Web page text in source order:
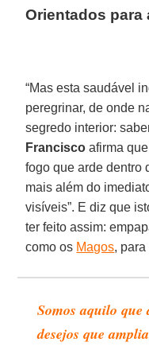
Orientados para
“Mas esta saudável
peregrinar, de onde
segredo interior:
Francisco afirma
fogo que arde dentro
mais além do
visíveis”. E diz que
ter feito assim:
como os Magos,
Somos aquilo que
desejos que